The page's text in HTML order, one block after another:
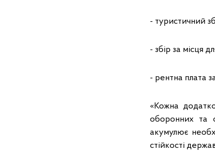
- туристичний
- збір за місця
- рентна плата
«Кожна
оборонних та
акумулює
стійкості